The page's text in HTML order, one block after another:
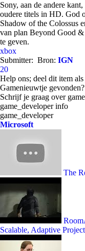
Sony, aan de andere
oudere titels in HD. God
Shadow of the Colossus
van plan Beyond Good
te geven.
xbox
Submitter: Bron: IGN
20
Help ons; deel dit item
Gamenieuwtje gevonden?
Schrijf je graag over
game_developer info
game_developer
Microsoft
The
Scalable, Adaptive